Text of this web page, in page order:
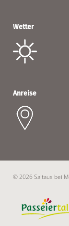
Wetter
Anreise
© 2026 Saltaus bei